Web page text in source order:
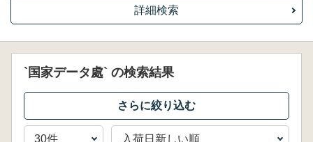
詳細検索
`国家データ處` の検索結果